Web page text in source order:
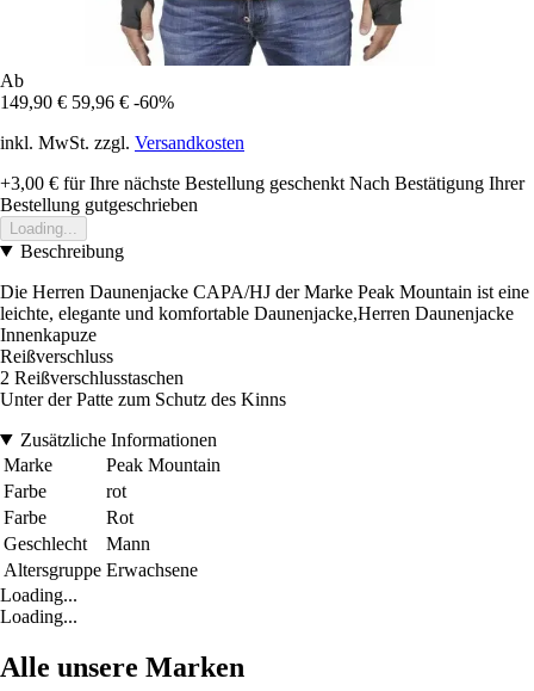
Ab
149,90 € 59,96 € -60%
inkl. MwSt. zzgl. Versandkosten
+3,00 € für Ihre nächste Bestellung geschenkt Nach Bestätigung Ihrer
Bestellung gutgeschrieben
Loading...
Beschreibung
Die Herren Daunenjacke CAPA/HJ der Marke Peak Mountain ist eine
leichte, elegante und komfortable Daunenjacke,Herren Daunenjacke
Innenkapuze
Reißverschluss
2 Reißverschlusstaschen
Unter der Patte zum Schutz des Kinns
Zusätzliche Informationen
Marke
Peak Mountain
Farbe
rot
Farbe
Rot
Geschlecht
Mann
Altersgruppe Erwachsene
Loading...
Loading...
Alle unsere Marken